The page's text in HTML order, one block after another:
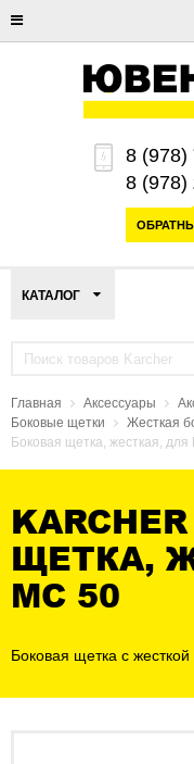
8 (978)
8 (978)
КАТАЛОГ
Главная Аксессуары
Боковые щетки
Жесткая
Боковая щетка, жесткая, для
ЩЕТКА,
MC 50
Боковая щетка с